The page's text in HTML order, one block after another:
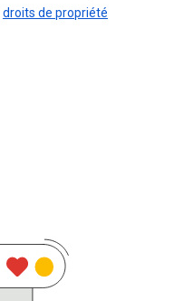
droits de propriété